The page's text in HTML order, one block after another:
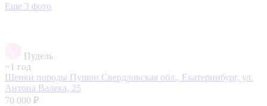
Еще 3 фото
Пудель
~1 год
Щенки породы Пушон Свердловская обл., Екатеринбург, ул.
Антона Валека, 25
70 000 ₽